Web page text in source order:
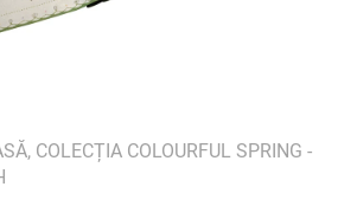
COLECȚIA COLOURFUL SPRING -